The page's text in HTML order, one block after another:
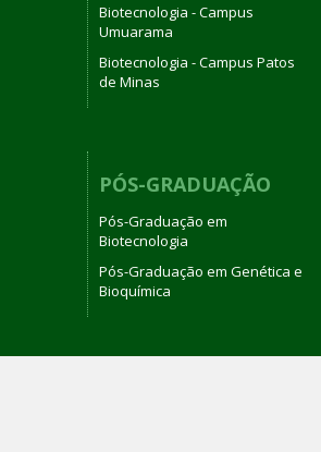
Biotecnologia - Campus
Umuarama
Biotecnologia - Campus Patos
de Minas
PÓS-GRADUAÇÃO
Pós-Graduação em
Biotecnologia
Pós-Graduação em Genética e
Bioquímica